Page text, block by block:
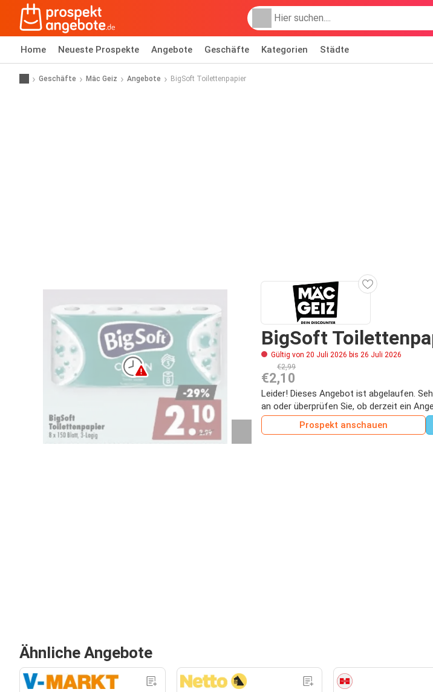
Home Neueste Prospekte Angebote Geschäfte Kategorien Städte
Geschäfte Mäc Geiz Angebote BigSoft Toilettenpapier
BigSoft
Gültig von 20 Juli 2026 bis 26 Juli 2026
€2,99
€2,10
Leider! Dieses Angebot ist abgelaufen.
an oder überprüfen Sie, ob derzeit ein
Prospekt anschauen
Ähnliche Angebote